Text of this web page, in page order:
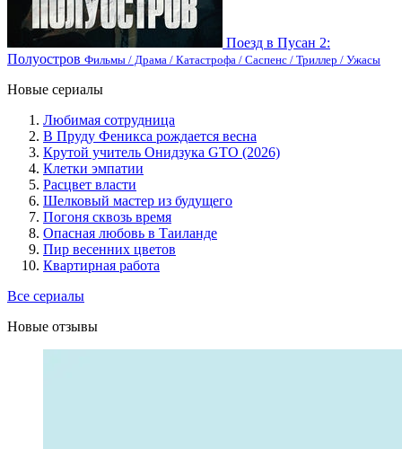
Поезд в Пусан 2:
Полуостров Фильмы / Драма / Катастрофа / Саспенс / Триллер / Ужасы
Новые сериалы
Любимая сотрудница
В Пруду Феникса рождается весна
Крутой учитель Онидзука GTO (2026)
Клетки эмпатии
Расцвет власти
Шелковый мастер из будущего
Погоня сквозь время
Опасная любовь в Таиланде
Пир весенних цветов
Квартирная работа
Все сериалы
Новые отзывы